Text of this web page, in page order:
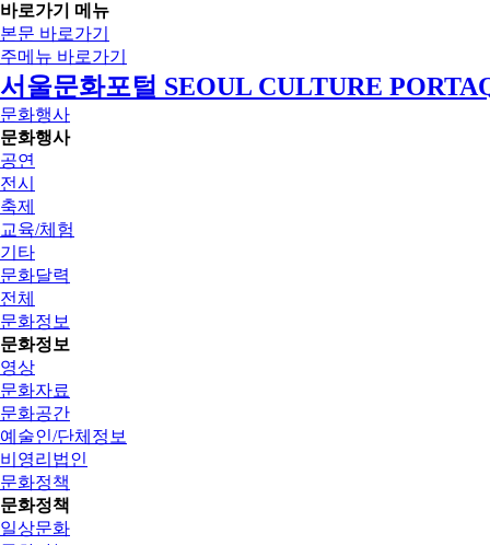
바로가기 메뉴
본문 바로가기
주메뉴 바로가기
서울문화포털 SEOUL CULTURE
문화행사
문화행사
공연
전시
축제
교육/체험
기타
문화달력
전체
문화정보
문화정보
영상
문화자료
문화공간
예술인/단체정보
비영리법인
문화정책
문화정책
일상문화